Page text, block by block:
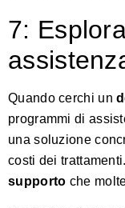
7:
Quando cerchi un
programmi di
una soluzione
costi dei trattamenti.
supporto che